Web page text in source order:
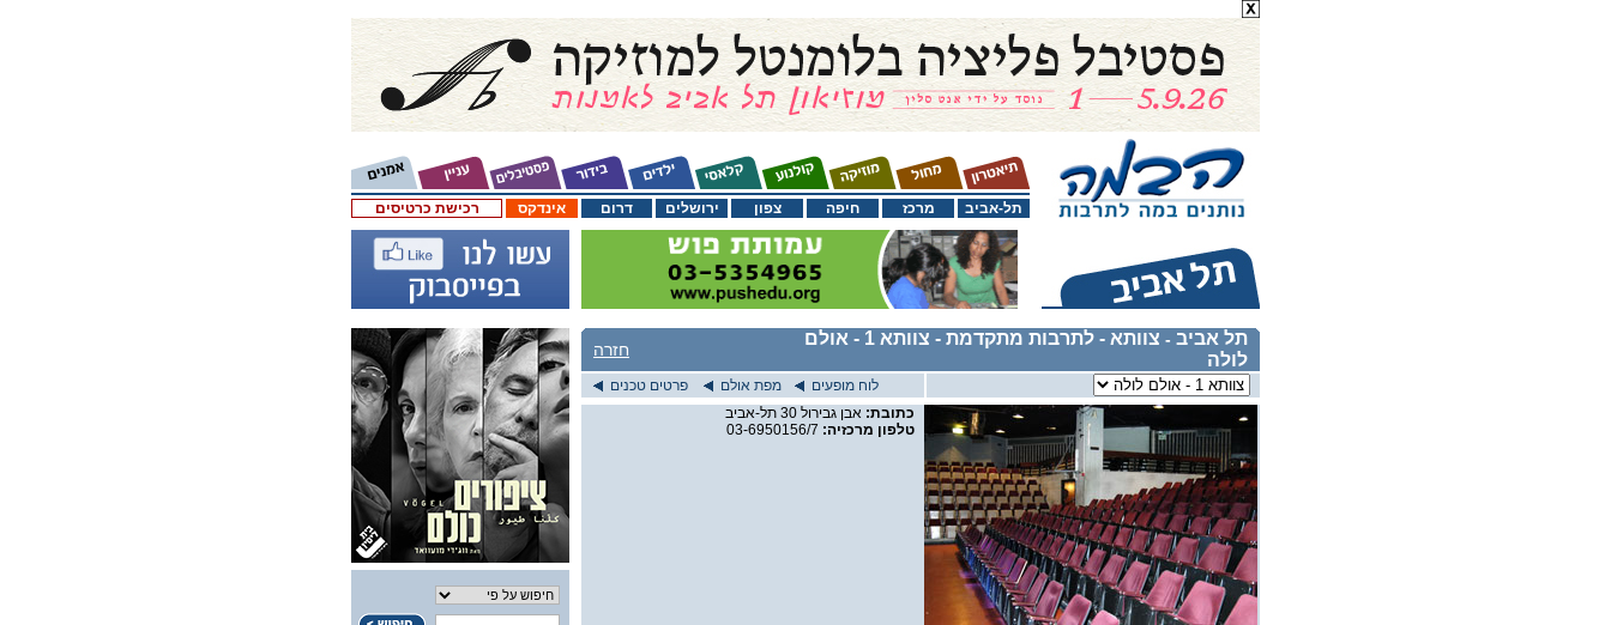
רכישת כרטיסים אינדקס דרום ירושלים צפון חיפה מרכז תל-אביב
חזרה
תל אביב - צוותא - לתרבות מתקדמת
- צוותא 1 - אולם
לולה
פרטים טכנים מפת אולם
לוח מופעים
כתובת: אבן גבירול 30 תל-אביב
טלפון מרכזיה: 03-6950156/7